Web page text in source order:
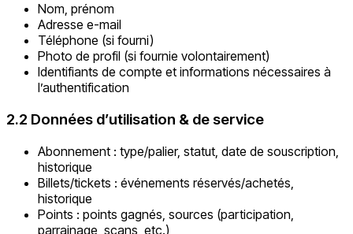
Nom, prénom
Adresse e-mail
Téléphone (si fourni)
Photo de profil (si fournie volontairement)
Identifiants de compte et informations nécessaires à
l’authentification
2.2 Données d’utilisation & de service
Abonnement : type/palier, statut, date de souscription,
historique
Billets/tickets : événements réservés/achetés,
historique
Points : points gagnés, sources (participation,
parrainage, scans, etc.)